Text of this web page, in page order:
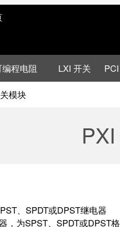
程电阻 LXI 开关
模块
、SPDT或DPST继电器
，为SPST、SPDT或DPST